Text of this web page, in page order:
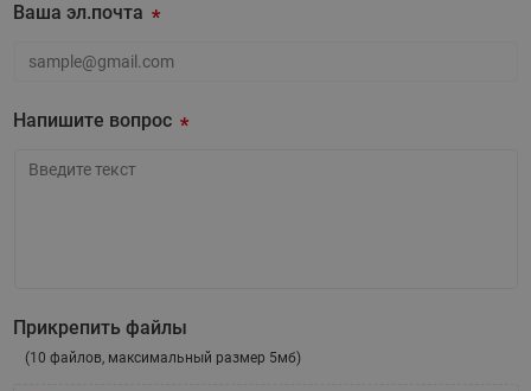
Ваша эл.почта
Напишите вопрос
Прикрепить файлы
(10 файлов, максимальный размер 5мб)